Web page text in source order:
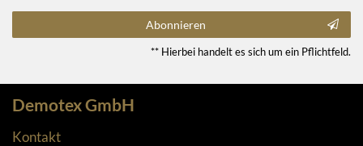
Abonnieren
** Hierbei handelt es sich um ein Pflichtfeld.
Demotex GmbH
Kontakt